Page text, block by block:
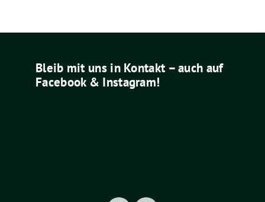
Bleib mit uns in Kontakt – auch auf
Facebook & Instagram!